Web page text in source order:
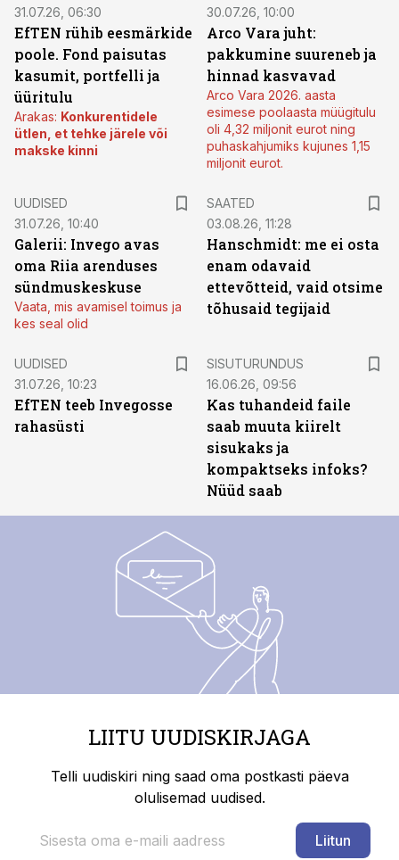
31.07.26, 06:30
EfTEN rühib eesmärkide
poole. Fond paisutas
kasumit, portfelli ja
üüritulu
Arakas: Konkurentidele
ütlen, et tehke järele või
makske kinni
30.07.26, 10:00
Arco Vara juht:
pakkumine suureneb ja
hinnad kasvavad
Arco Vara 2026. aasta
esimese poolaasta müügitulu
oli 4,32 miljonit eurot ning
puhaskahjumiks kujunes 1,15
miljonit eurot.
UUDISED
31.07.26, 10:40
Galerii: Invego avas
oma Riia arenduses
sündmuskeskuse
Vaata, mis avamisel toimus ja
kes seal olid
SAATED
03.08.26, 11:28
Hanschmidt: me ei osta
enam odavaid
ettevõtteid, vaid otsime
tõhusaid tegijaid
UUDISED
31.07.26, 10:23
EfTEN teeb Invegosse
rahasüsti
SISUTURUNDUS
16.06.26, 09:56
Kas tuhandeid faile
saab muuta kiirelt
sisukaks ja
kompaktseks infoks?
Nüüd saab
LIITU UUDISKIRJAGA
Telli uudiskiri ning saad oma postkasti päeva
olulisemad uudised.
Liitun